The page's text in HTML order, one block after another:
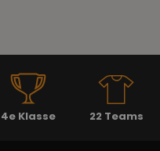
4e Klasse 22 Teams